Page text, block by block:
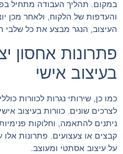
במקום. תהליך העבודה מתחיל
והעדפות של הלקוח, ולאחר מכן
העיצוב, הנגר מבצע את כל שלבי
פתרונות אחסון
בעיצוב אישי
כמו כן, שירותי נגרות לכוורות
לצרכים שונים. כוורות בעיצוב
ניתנים להתאמה, וחלוקות
קבצים או צעצועים. פתרונות אלו
על עיצוב אסתטי ומעוצב.